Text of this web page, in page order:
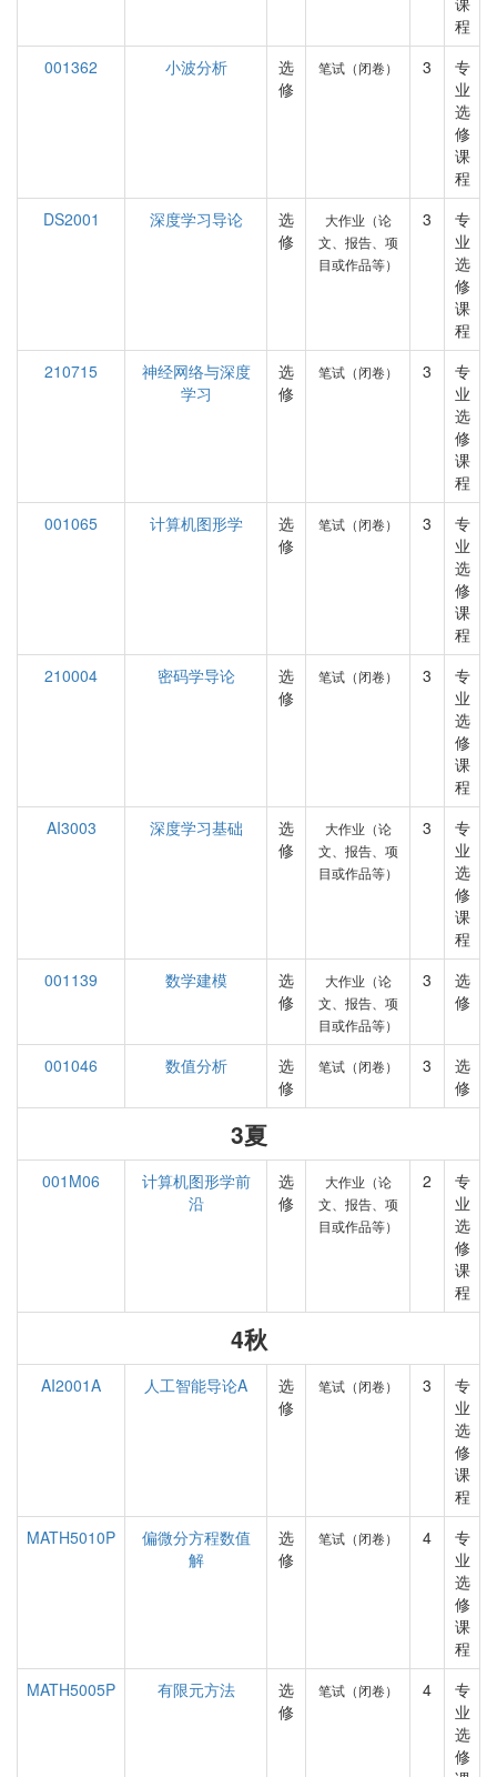
程
001362
小波分析
选
修
笔试（闭卷） 3
专
业
选
修
课
程
DS2001
深度学习导论
选
修
大作业（论
文、报告、项
目或作品等）
3
专
业
选
修
课
程
210715
神经网络与深度
学习
选
修
笔试（闭卷） 3
专
业
选
修
课
程
001065
计算机图形学
选
修
笔试（闭卷） 3
专
业
选
修
课
程
210004
密码学导论
选
修
笔试（闭卷） 3
专
业
选
修
课
程
AI3003
深度学习基础
选
修
大作业（论
文、报告、项
目或作品等）
3
专
业
选
修
课
程
001139
数学建模
选
修
大作业（论
文、报告、项
目或作品等）
3
选
修
001046 数值分析
选
修
笔试（闭卷） 3
选
修
3夏
001M06
计算机图形学前
沿
选
修
大作业（论
文、报告、项
目或作品等）
2
专
业
选
修
课
程
4秋
AI2001A 人工智能导论A
选
修
笔试（闭卷） 3
专
业
选
修
课
程
MATH5010P
偏微分方程数值
解
选
修
笔试（闭卷） 4
专
业
选
修
课
程
MATH5005P
有限元方法
选
修
笔试（闭卷） 4
专
业
选
修